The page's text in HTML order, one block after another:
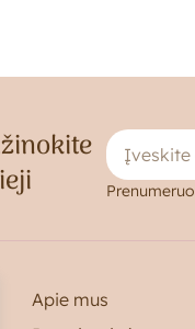
Apie mus